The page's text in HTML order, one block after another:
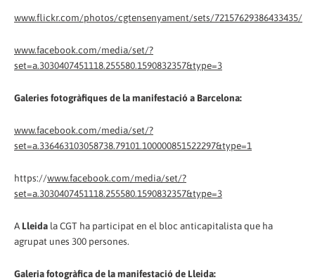
www.flickr.com/photos/cgtensenyament/sets/72157629386433435/
www.facebook.com/media/set/?
set=a.3030407451118.255580.1590832357&type=3
Galeries fotogràfiques de la manifestació a Barcelona:
www.facebook.com/media/set/?
set=a.336463103058738.79101.100000851522297&type=1
https://www.facebook.com/media/set/?
set=a.3030407451118.255580.1590832357&type=3
A Lleida la CGT ha participat en el bloc anticapitalista que ha
agrupat unes 300 persones.
Galeria fotogràfica de la manifestació de Lleida: